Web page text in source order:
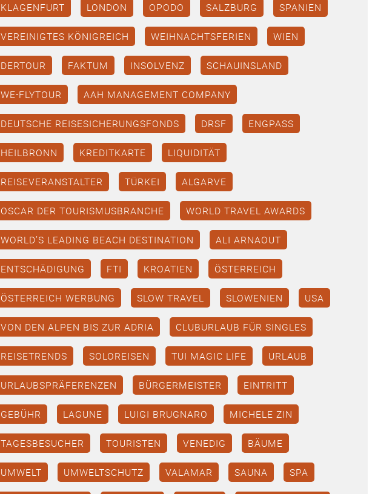
KLAGENFURT LONDON OPODO SALZBURG SPANIEN
VEREINIGTES KÖNIGREICH WEIHNACHTSFERIEN WIEN
DERTOUR FAKTUM INSOLVENZ SCHAUINSLAND
WE-FLYTOUR AAH MANAGEMENT COMPANY
DEUTSCHE REISESICHERUNGSFONDS DRSF ENGPASS
HEILBRONN KREDITKARTE LIQUIDITÄT
REISEVERANSTALTER TÜRKEI ALGARVE
OSCAR DER TOURISMUSBRANCHE WORLD TRAVEL AWARDS
WORLD’S LEADING BEACH DESTINATION ALI ARNAOUT
ENTSCHÄDIGUNG FTI KROATIEN ÖSTERREICH
ÖSTERREICH WERBUNG SLOW TRAVEL SLOWENIEN USA
VON DEN ALPEN BIS ZUR ADRIA CLUBURLAUB FÜR SINGLES
REISETRENDS SOLOREISEN TUI MAGIC LIFE URLAUB
URLAUBSPRÄFERENZEN BÜRGERMEISTER EINTRITT
GEBÜHR LAGUNE LUIGI BRUGNARO MICHELE ZIN
TAGESBESUCHER TOURISTEN VENEDIG BÄUME
UMWELT UMWELTSCHUTZ VALAMAR SAUNA SPA